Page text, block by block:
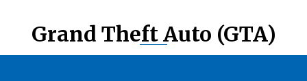
Grand Theft Auto (GTA)